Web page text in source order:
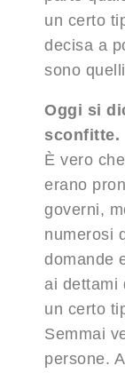
un certo
decisa a
sono
Oggi si
sconfitte.
È vero
erano
governi,
numerosi
domande
ai dettami
un certo
Semmai
persone.